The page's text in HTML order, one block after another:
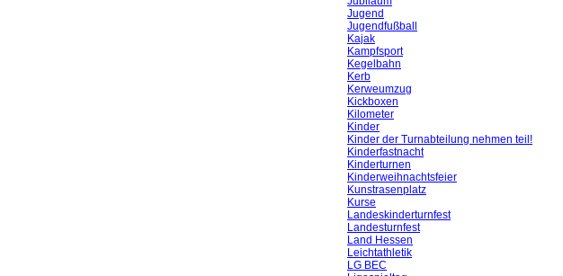
Jugend
Jugendfußball
Kajak
Kampfsport
Kegelbahn
Kerb
Kerweumzug
Kickboxen
Kilometer
Kinder
Kinder der Turnabteilung nehmen teil!
Kinderfastnacht
Kinderturnen
Kinderweihnachtsfeier
Kunstrasenplatz
Kurse
Landeskinderturnfest
Landesturnfest
Land Hessen
Leichtathletik
LG BEC